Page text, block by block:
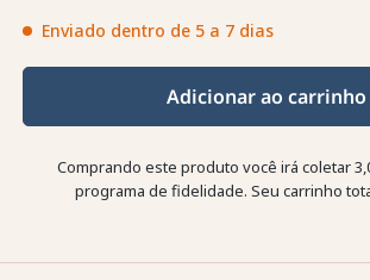
Enviado dentro de 5 a 7 dias
Adicionar ao carrinho
Comprando este produto você irá coletar
programa de fidelidade. Seu carrinho